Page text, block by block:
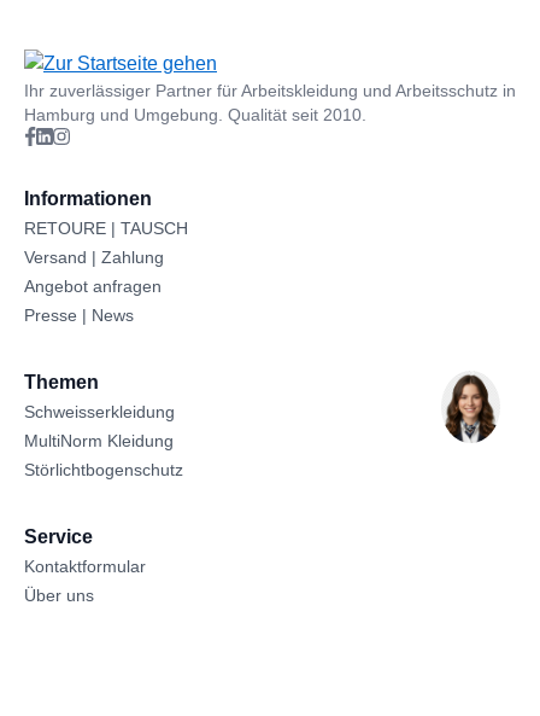
Ihr zuverlässiger Partner für Arbeitskleidung und Arbeitsschutz in
Hamburg und Umgebung. Qualität seit 2010.
Informationen
RETOURE | TAUSCH
Versand | Zahlung
Angebot anfragen
Presse | News
Themen
Schweisserkleidung
MultiNorm Kleidung
Störlichtbogenschutz
Service
Kontaktformular
Über uns